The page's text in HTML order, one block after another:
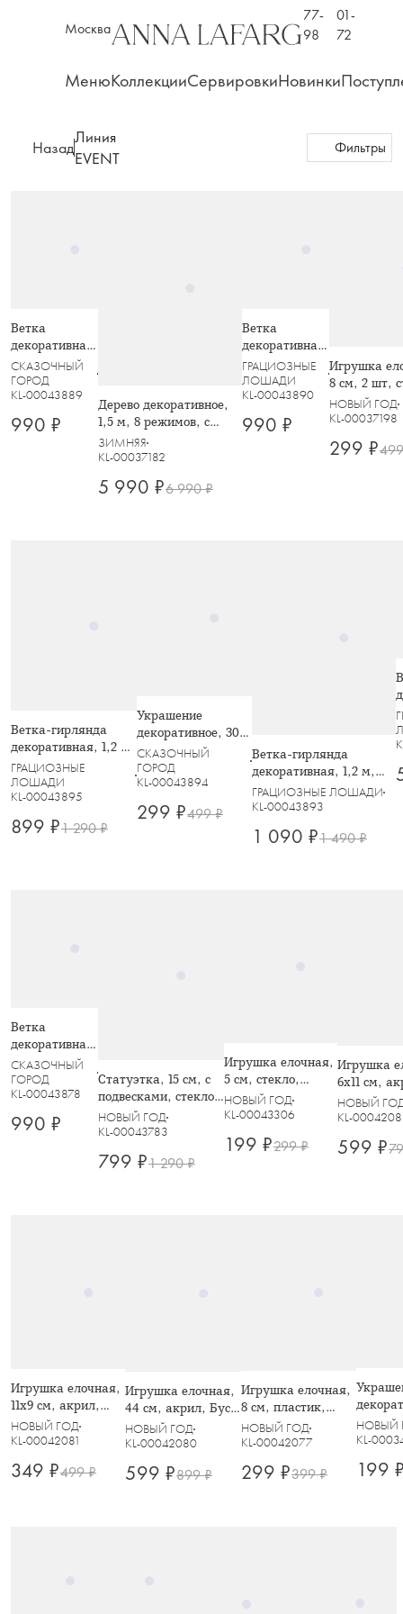
Москва
77-
98
01-
72
МенюКоллекцииСервировкиНовинки
Назад
Линия
EVENT
Фильтры
Ветка
декоративная,
94 см, акрил/
бумага,
золотистая,
Кристальная
ива, Event
СКАЗОЧНЫЙ
ГОРОД
KL-00043889
990 ₽
Дерево декоративное,
1,5 м, 8 режимов, с
подсветкой,
серебристое, с
ЗИМНЯЯ
KL-00037182
5 990 ₽6 990 ₽
Ветка
декоративная,
1,1 м, акрил/
бумага,
серебристая,
Кристальная
ива, Event
ГРАЦИОЗНЫЕ
ЛОШАДИ
KL-00043890
990 ₽
Игрушка
8 см, 2 шт,
Шар с
Event
НОВЫЙ ГОД
KL-00037198
299 ₽
Ветка-гирлянда
декоративная, 1,2 м,
акрил/металл,
серебристая,
Кристаллы, Event
ГРАЦИОЗНЫЕ
ЛОШАДИ
KL-00043895
899 ₽1 290 ₽
Украшение
декоративное, 30
см, подвесное,
акрил, золотистое,
Кристаллы, Event
СКАЗОЧНЫЙ
ГОРОД
KL-00043894
299 ₽499 ₽
Ветка-гирлянда
декоративная, 1,2 м,
акрил/металл,
золотистая, Кристаллы
ГРАЦИОЗНЫЕ ЛОШАДИ
KL-00043893
1 090 ₽1 490 ₽
Ветка
декоративная,
59 см, акрил,
золотистая,
Кристаллы на
ветке, Event
СКАЗОЧНЫЙ
ГОРОД
KL-00043878
990 ₽
Статуэтка, 15 см, с
подвесками, стекло,
серебристая, Ель с
игрушками, Event
НОВЫЙ ГОД
KL-00043783
799 ₽1 290 ₽
Игрушка елочная,
5 см, стекло,
розовая, Бантик,
Event
НОВЫЙ ГОД
KL-00043306
199 ₽299 ₽
Игрушка
6x11 см,
Event
НОВЫЙ
KL-
599 ₽
Игрушка елочная,
11х9 см, акрил,
Хрустальный
лебедь, Event
НОВЫЙ ГОД
KL-00042081
349 ₽499 ₽
Игрушка елочная,
44 см, акрил, Бусы
с кристаллами,
Event
НОВЫЙ ГОД
KL-00042080
599 ₽899 ₽
Игрушка елочная,
8 см, пластик,
серебристая,
Снежинка, Event
НОВЫЙ ГОД
KL-00042077
299 ₽399 ₽
см,
акрил/
НОВЫЙ
KL-
199